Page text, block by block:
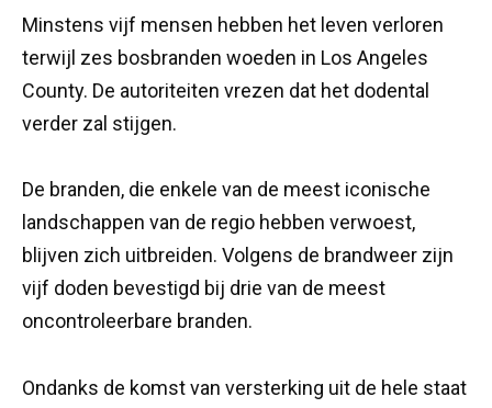
Minstens vijf mensen hebben het leven verloren
terwijl zes bosbranden woeden in Los Angeles
County. De autoriteiten vrezen dat het dodental
verder zal stijgen.
De branden, die enkele van de meest iconische
landschappen van de regio hebben verwoest,
blijven zich uitbreiden. Volgens de brandweer zijn
vijf doden bevestigd bij drie van de meest
oncontroleerbare branden.
Ondanks de komst van versterking uit de hele staat